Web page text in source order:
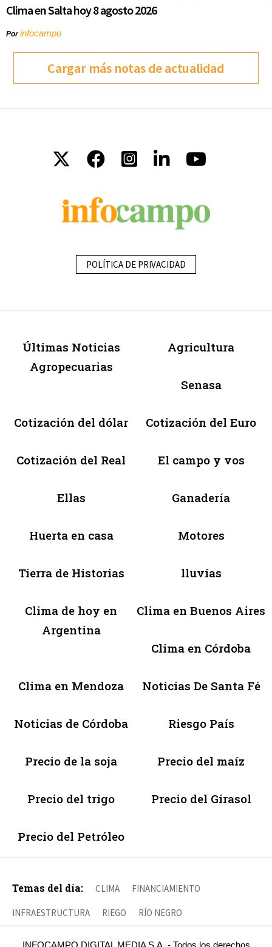
Clima en Salta hoy 8 agosto 2026
Porinfocampo
Cargar más notas de actualidad
POLÍTICA DE PRIVACIDAD
Últimas Noticias
Agropecuarias
Agricultura
Senasa
Cotización del dólar Cotización del Euro
Cotización del Real El campo y vos
Ellas Ganadería
Huerta en casa Motores
Tierra de Historias lluvias
Clima de hoy en
Argentina
Clima en Buenos Aires
Clima en Córdoba
Clima en Mendoza Noticias De Santa Fé
Noticias de Córdoba Riesgo País
Precio de la soja Precio del maíz
Precio del trigo Precio del Girasol
Precio del Petróleo
Temas del día: CLIMA FINANCIAMIENTO
INFRAESTRUCTURA RIEGO RÍO NEGRO
INFOCAMPO DIGITAL MEDIA S.A. - Todos los derechos